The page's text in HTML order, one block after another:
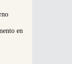
en